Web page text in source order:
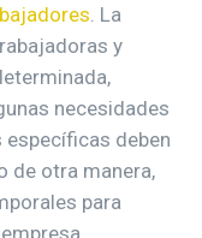
. La
y
necesidades
específicas deben
de otra manera,
para